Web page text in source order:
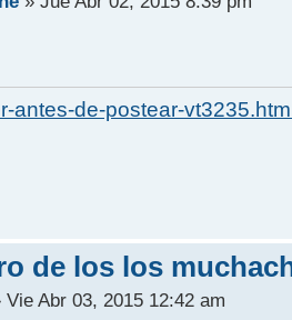
antes-de-postear-
de los los
Abr 03, 2015 12:42 am